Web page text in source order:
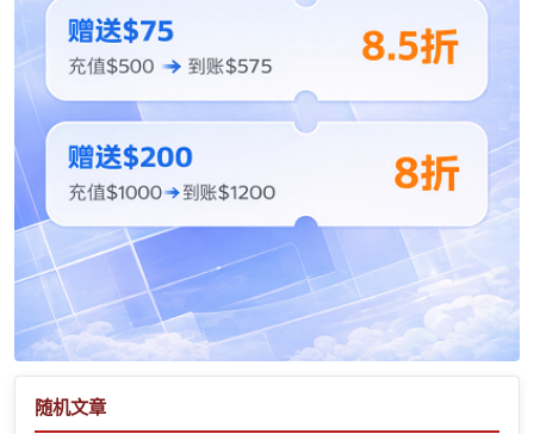
随机文章